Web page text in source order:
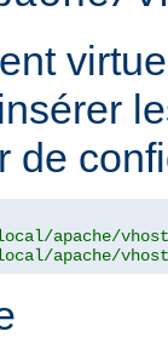
de
apache/
apache/